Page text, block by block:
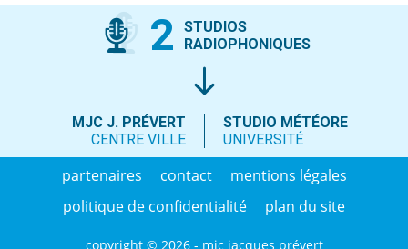
2
STUDIOS
RADIOPHONIQUES
MJC J. PRÉVERT
CENTRE VILLE
STUDIO MÉTÉORE
UNIVERSITÉ
partenaires contact
mentions légales
politique de confidentialité
plan du site
copyright © 2026 - mjc jacques prévert